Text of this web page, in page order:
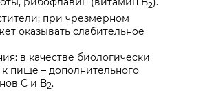
2
при чрезмерном
оказывать слабительное
в качестве биологически
пище – дополнительного
С и В2.